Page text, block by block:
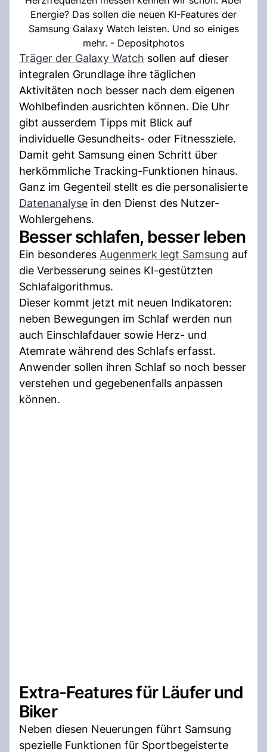
Energie? Das sollen die neuen KI-Features der
Samsung Galaxy Watch leisten. Und so einiges
mehr. - Depositphotos
Träger der Galaxy Watch sollen auf dieser
integralen Grundlage ihre täglichen
Aktivitäten noch besser nach dem eigenen
Wohlbefinden ausrichten können. Die Uhr
gibt ausserdem Tipps mit Blick auf
individuelle Gesundheits- oder Fitnessziele.
Damit geht Samsung einen Schritt über
herkömmliche Tracking-Funktionen hinaus.
Ganz im Gegenteil stellt es die personalisierte
Datenanalyse in den Dienst des Nutzer-
Wohlergehens.
Besser schlafen, besser leben
Ein besonderes Augenmerk legt Samsung auf
die Verbesserung seines KI-gestützten
Schlafalgorithmus.
Dieser kommt jetzt mit neuen Indikatoren:
neben Bewegungen im Schlaf werden nun
auch Einschlafdauer sowie Herz- und
Atemrate während des Schlafs erfasst.
Anwender sollen ihren Schlaf so noch besser
verstehen und gegebenenfalls anpassen
können.
Extra-Features für Läufer und
Biker
Neben diesen Neuerungen führt Samsung
spezielle Funktionen für Sportbegeisterte